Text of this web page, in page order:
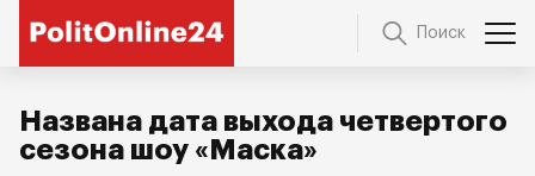
Поиск
Названа дата выхода четвертого
сезона шоу «Маска»